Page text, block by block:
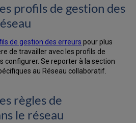
profils de gestion des
de gestion des erreurs pour plus
de travailler avec les profils de
configurer. Se reporter à la section
au Réseau collaboratif.
règles de
le réseau